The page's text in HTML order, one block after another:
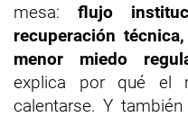
mesa: flujo
recuperación
menor miedo
explica por qué el
calentarse. Y